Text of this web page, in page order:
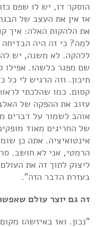
הוסקר דו, יש לו שפם
אז אין את העצב של
את הלהקות האלה: איך
למה? כי זה היה
ללהקה. לא משנה, יש
שם מפגר כלשהו.
תיכון. וזה הרגיש לי
קסום. כמו שהלכתי
עזוב את ההפקה של
אוהב לשמור על דברים
של החריגים מאוד
אינטואיציה. אתה כן
הרמטי, אני לא חושב.
ליצוק לתוך זה את
בעזרת הדבר הזה".
זה גם יוצר עולם
"נכון. ואז באיזשהו